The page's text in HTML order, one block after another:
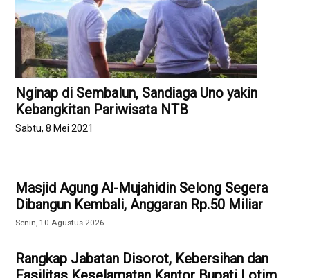
Nginap di Sembalun, Sandiaga Uno yakin
Kebangkitan Pariwisata NTB
Sabtu, 8 Mei 2021
Masjid Agung Al-Mujahidin Selong Segera
Dibangun Kembali, Anggaran Rp.50 Miliar
Senin, 10 Agustus 2026
Rangkap Jabatan Disorot, Kebersihan dan